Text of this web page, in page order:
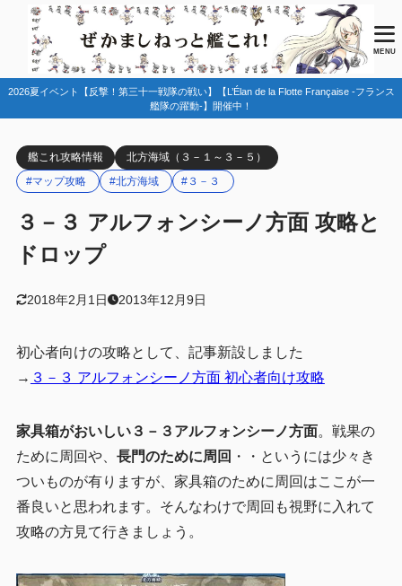
MENU
2026夏イベント【反撃！第三十一戦隊の戦い】【L’Élan de la Flotte Française -フランス
艦隊の躍動-】開催中！
艦これ攻略情報
北方海域（３－１～３－５）
#マップ攻略
#北方海域 #３－３
３－３ アルフォンシーノ方面 攻略と
ドロップ
2018年2月1日 2013年12月9日
初心者向けの攻略として、記事新設しました
→ ３－３ アルフォンシーノ方面 初心者向け攻略
家具箱がおいしい３－３アルフォンシーノ方面。戦果の
ために周回や、 長門のために周回 ・・というには少々き
ついものが有りますが、家具箱のために周回はここが一
番良いと思われます。そんなわけで周回も視野に入れて
攻略の方見て行きましょう。
目次
1 ３－３ ルート固定（羅針盤制御）と推奨レベル
3 ３－３でのレアドロップ他まとめ